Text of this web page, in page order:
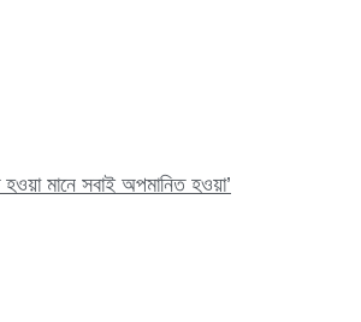
মানে সবাই অপমানিত হওয়া’